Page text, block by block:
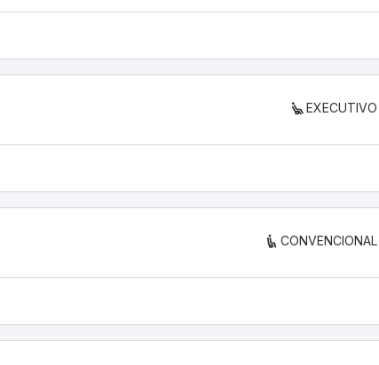
EXECUTIVO
CONVENCIONAL